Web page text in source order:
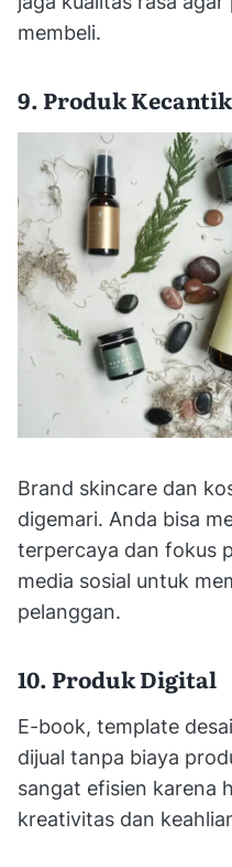
membeli.
9. Produk
Brand skincare dan
digemari. Anda bisa
terpercaya dan fokus
media sosial untuk
pelanggan.
10. Produk Digital
E-book, template
dijual tanpa biaya
sangat efisien karena
kreativitas dan